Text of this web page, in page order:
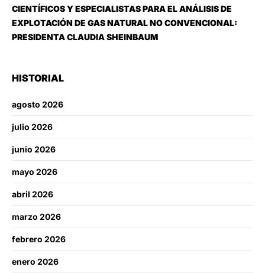
CIENTÍFICOS Y ESPECIALISTAS PARA EL ANÁLISIS DE
EXPLOTACIÓN DE GAS NATURAL NO CONVENCIONAL:
PRESIDENTA CLAUDIA SHEINBAUM
HISTORIAL
agosto 2026
julio 2026
junio 2026
mayo 2026
abril 2026
marzo 2026
febrero 2026
enero 2026